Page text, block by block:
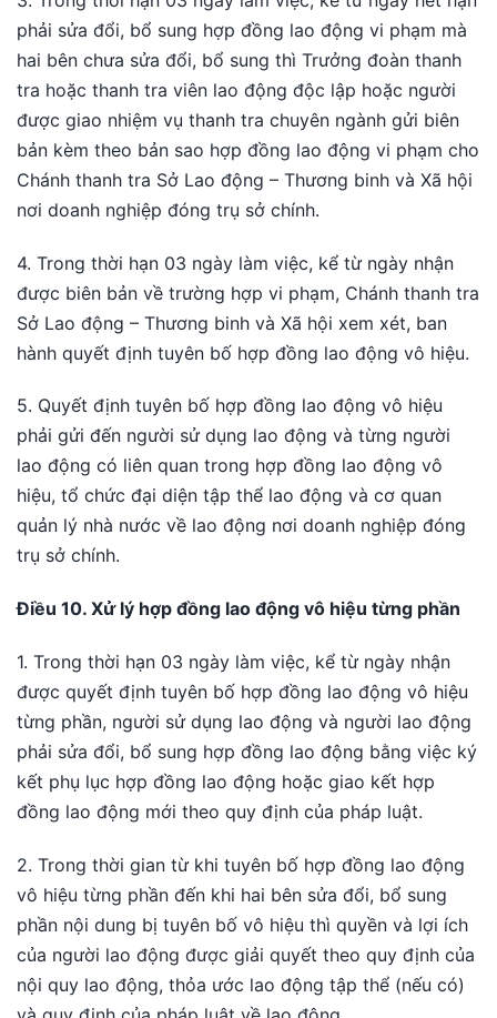
phải sửa đổi, bổ sung hợp đồng lao động vi phạm mà
hai bên chưa sửa đổi, bổ sung thì Trưởng đoàn thanh
tra hoặc thanh tra viên lao động độc lập hoặc người
được giao nhiệm vụ thanh tra chuyên ngành gửi biên
bản kèm theo bản sao hợp đồng lao động vi phạm cho
Chánh thanh tra Sở Lao động – Thương binh và Xã hội
nơi doanh nghiệp đóng trụ sở chính.
4. Trong thời hạn 03 ngày làm việc, kể từ ngày nhận
được biên bản về trường hợp vi phạm, Chánh thanh tra
Sở Lao động – Thương binh và Xã hội xem xét, ban
hành quyết định tuyên bố hợp đồng lao động vô hiệu.
5. Quyết định tuyên bố hợp đồng lao động vô hiệu
phải gửi đến người sử dụng lao động và từng người
lao động có liên quan trong hợp đồng lao động vô
hiệu, tổ chức đại diện tập thể lao động và cơ quan
quản lý nhà nước về lao động nơi doanh nghiệp đóng
trụ sở chính.
Điều 10. Xử lý hợp đồng lao động vô hiệu từng phần
1. Trong thời hạn 03 ngày làm việc, kể từ ngày nhận
được quyết định tuyên bố hợp đồng lao động vô hiệu
từng phần, người sử dụng lao động và người lao động
phải sửa đổi, bổ sung hợp đồng lao động bằng việc ký
kết phụ lục hợp đồng lao động hoặc giao kết hợp
đồng lao động mới theo quy định của pháp luật.
2. Trong thời gian từ khi tuyên bố hợp đồng lao động
vô hiệu từng phần đến khi hai bên sửa đổi, bổ sung
phần nội dung bị tuyên bố vô hiệu thì quyền và lợi ích
của người lao động được giải quyết theo quy định của
nội quy lao động, thỏa ước lao động tập thể (nếu có)